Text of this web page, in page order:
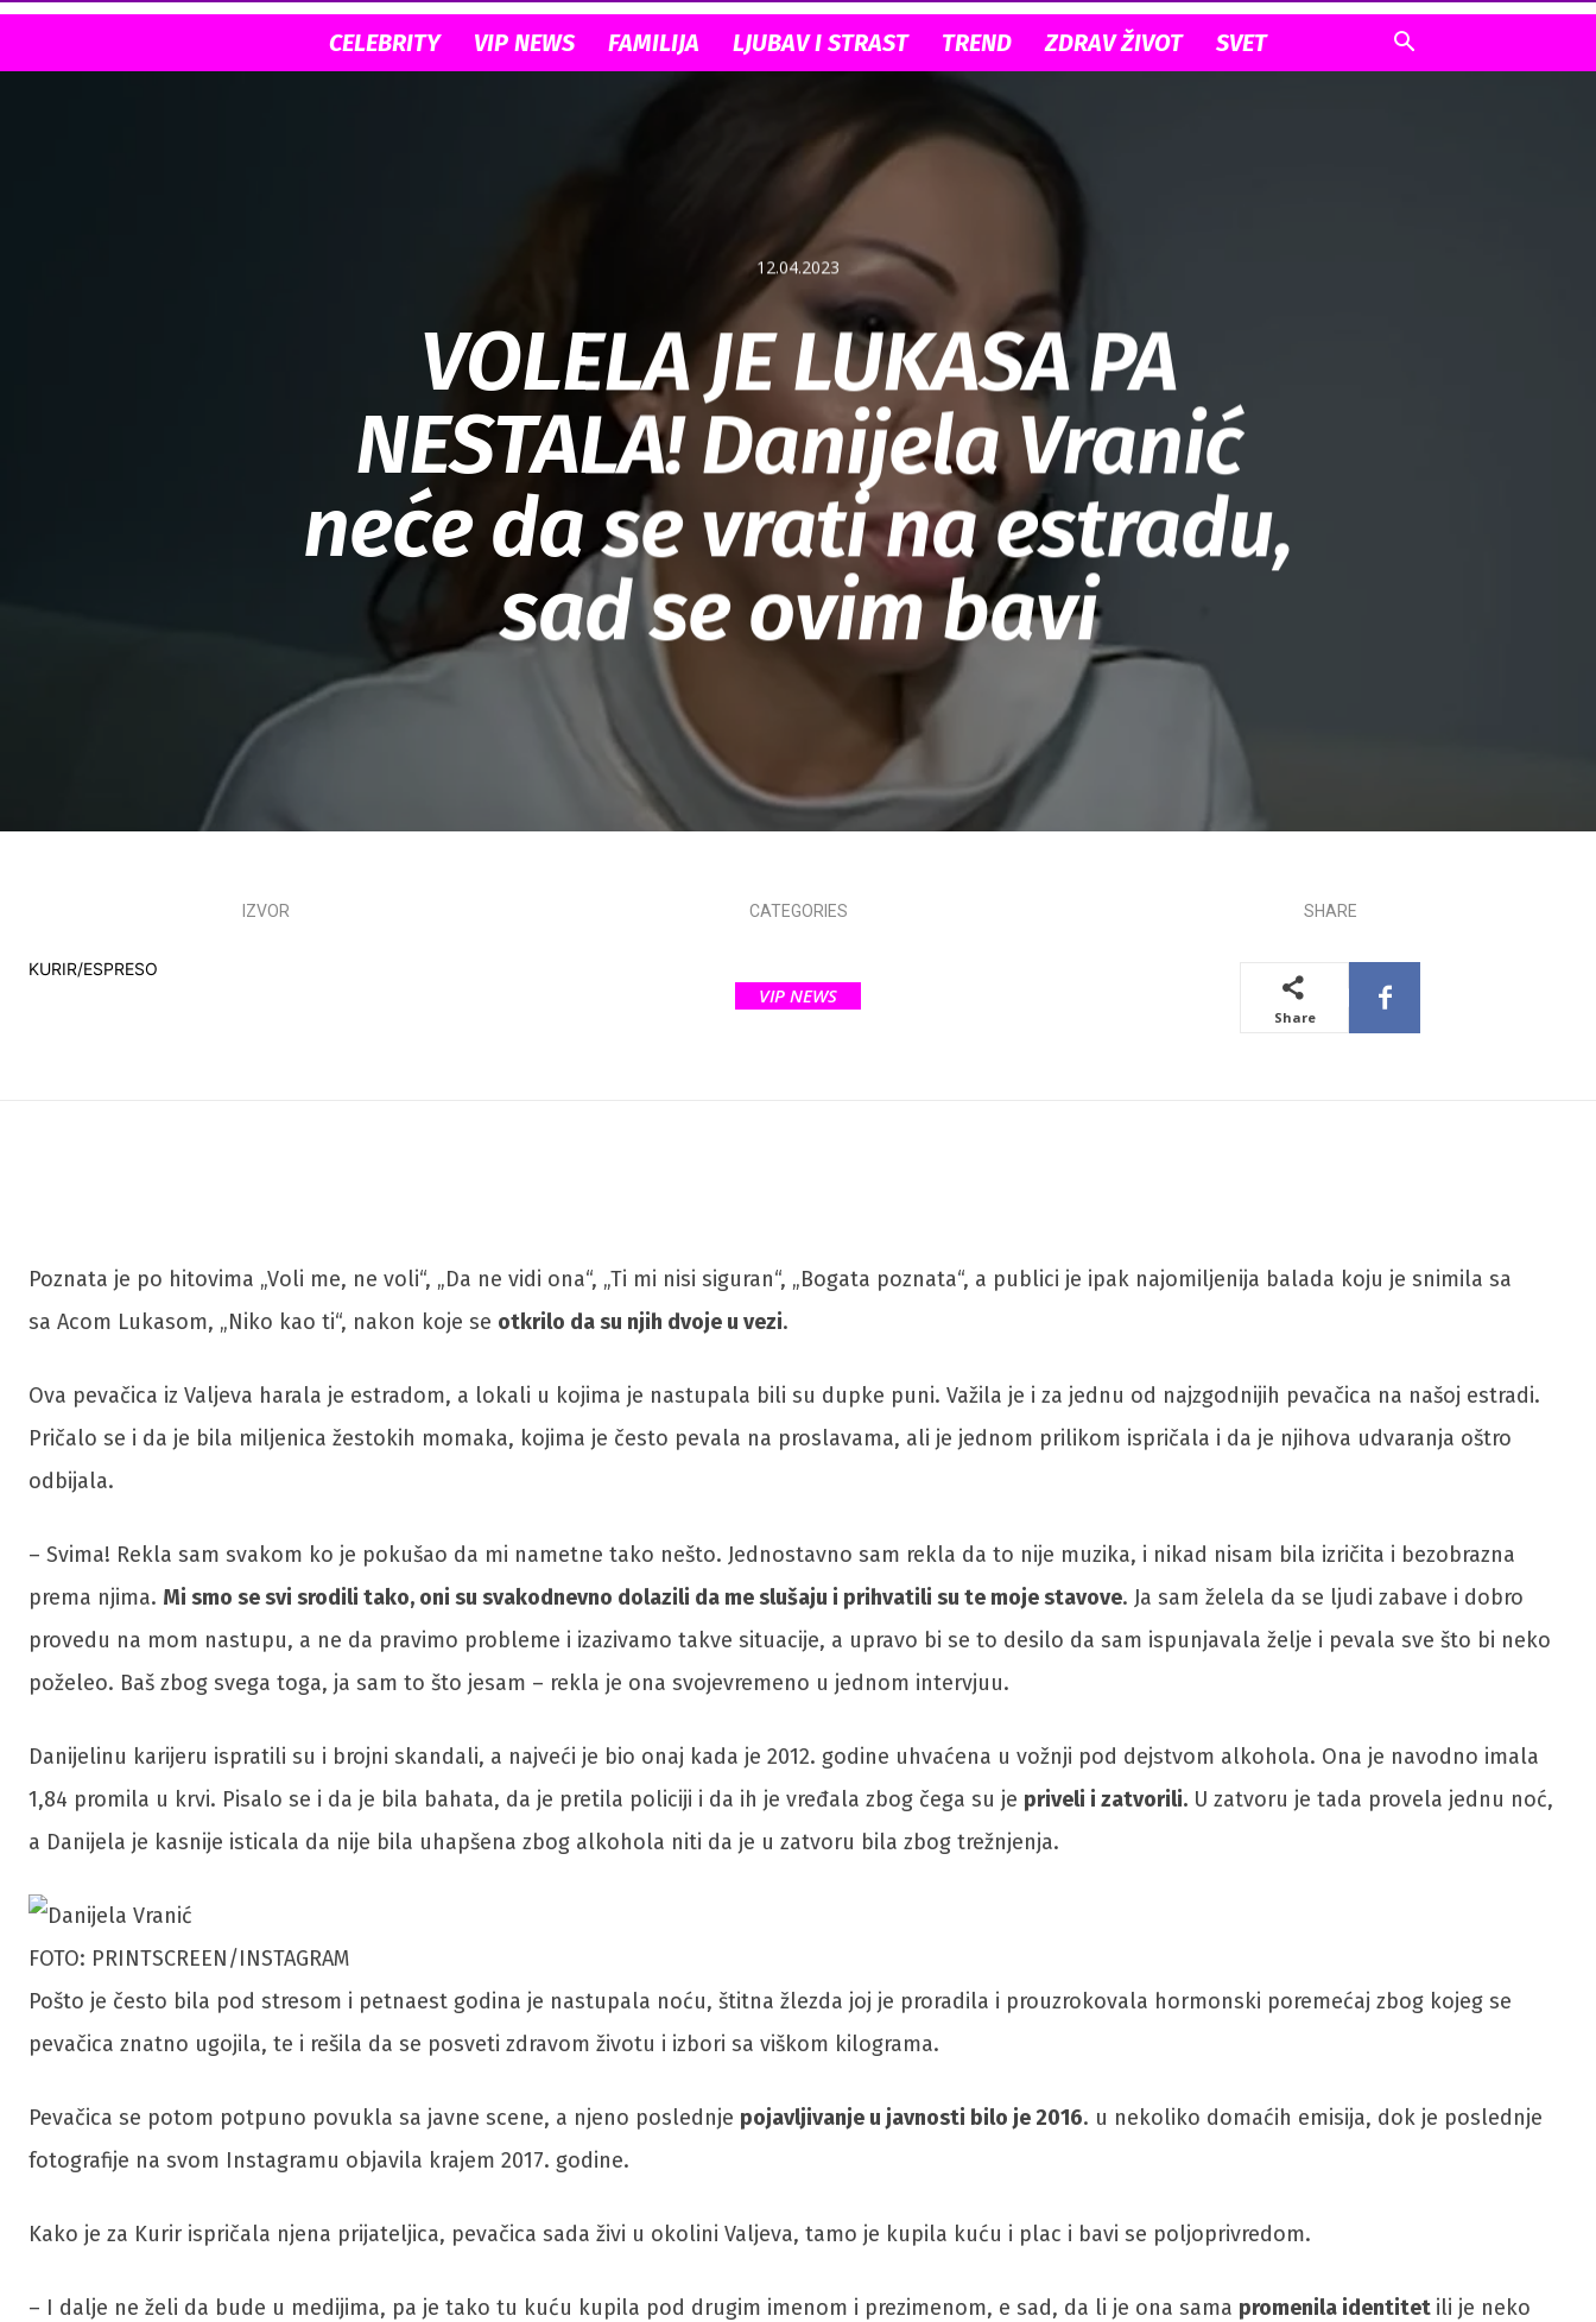
CELEBRITY VIP NEWS FAMILIJA LJUBAV I STRAST TREND ZDRAV ŽIVOT SVET
12.04.2023
VOLELA JE LUKASA PA
NESTALA! Danijela Vranić
neće da se vrati na estradu,
sad se ovim bavi
IZVOR
KURIR/ESPRESO
CATEGORIES
VIP NEWS
SHARE
Share
Poznata je po hitovima „Voli me, ne voli“, „Da ne vidi ona“, „Ti mi nisi siguran“, „Bogata poznata“, a publici je ipak najomiljenija balada koju je snimila sa
sa Acom Lukasom, „Niko kao ti“, nakon koje se otkrilo da su njih dvoje u vezi.
Ova pevačica iz Valjeva harala je estradom, a lokali u kojima je nastupala bili su dupke puni. Važila je i za jednu od najzgodnijih pevačica na našoj estradi.
Pričalo se i da je bila miljenica žestokih momaka, kojima je često pevala na proslavama, ali je jednom prilikom ispričala i da je njihova udvaranja oštro
odbijala.
– Svima! Rekla sam svakom ko je pokušao da mi nametne tako nešto. Jednostavno sam rekla da to nije muzika, i nikad nisam bila izričita i bezobrazna
prema njima. Mi smo se svi srodili tako, oni su svakodnevno dolazili da me slušaju i prihvatili su te moje stavove. Ja sam želela da se ljudi zabave i dobro
provedu na mom nastupu, a ne da pravimo probleme i izazivamo takve situacije, a upravo bi se to desilo da sam ispunjavala želje i pevala sve što bi neko
poželeo. Baš zbog svega toga, ja sam to što jesam – rekla je ona svojevremeno u jednom intervjuu.
Danijelinu karijeru ispratili su i brojni skandali, a najveći je bio onaj kada je 2012. godine uhvaćena u vožnji pod dejstvom alkohola. Ona je navodno imala
1,84 promila u krvi. Pisalo se i da je bila bahata, da je pretila policiji i da ih je vređala zbog čega su je priveli i zatvorili. U zatvoru je tada provela jednu noć,
a Danijela je kasnije isticala da nije bila uhapšena zbog alkohola niti da je u zatvoru bila zbog trežnjenja.
FOTO: PRINTSCREEN/INSTAGRAM
Pošto je često bila pod stresom i petnaest godina je nastupala noću, štitna žlezda joj je proradila i prouzrokovala hormonski poremećaj zbog kojeg se
pevačica znatno ugojila, te i rešila da se posveti zdravom životu i izbori sa viškom kilograma.
Pevačica se potom potpuno povukla sa javne scene, a njeno poslednje pojavljivanje u javnosti bilo je 2016. u nekoliko domaćih emisija, dok je poslednje
fotografije na svom Instagramu objavila krajem 2017. godine.
Kako je za Kurir ispričala njena prijateljica, pevačica sada živi u okolini Valjeva, tamo je kupila kuću i plac i bavi se poljoprivredom.
– I dalje ne želi da bude u medijima, pa je tako tu kuću kupila pod drugim imenom i prezimenom, e sad, da li je ona sama promenila identitet ili je neko